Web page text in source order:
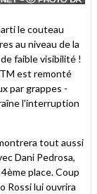
le couteau
au niveau de la
faible visibilité !
est remonté
par grappes -
l'interruption
tout aussi
Dani Pedrosa,
place. Coup
Rossi lui ouvrira